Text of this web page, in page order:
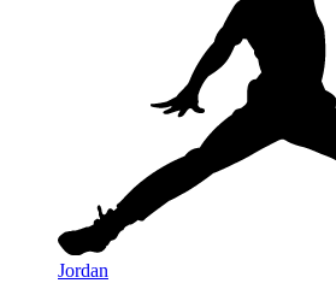
Jordan